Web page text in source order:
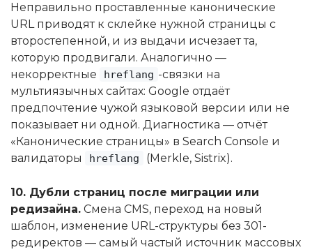
Неправильно проставленные канонические
URL приводят к склейке нужной страницы с
второстепенной, и из выдачи исчезает та,
которую продвигали. Аналогично —
некорректные
hreflang -связки на
мультиязычных сайтах: Google отдаёт
предпочтение чужой языковой версии или не
показывает ни одной. Диагностика — отчёт
«Канонические страницы» в Search Console и
валидаторы
hreflang (Merkle, Sistrix).
10. Дубли страниц после миграции или
редизайна. Смена CMS, переход на новый
шаблон, изменение URL-структуры без 301-
редиректов — самый частый источник массовых